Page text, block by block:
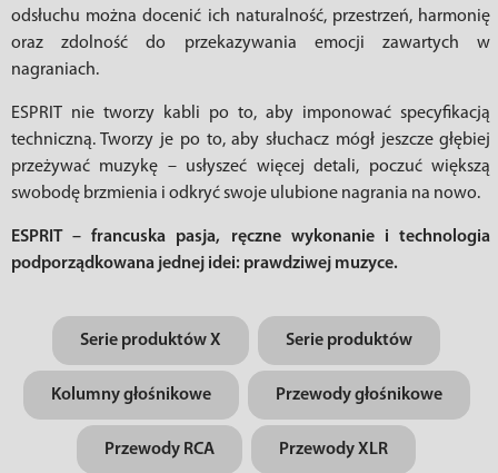
odsłuchu można docenić ich naturalność, przestrzeń, harmonię
oraz zdolność do przekazywania emocji zawartych w
nagraniach.
ESPRIT nie tworzy kabli po to, aby imponować specyfikacją
techniczną. Tworzy je po to, aby słuchacz mógł jeszcze głębiej
przeżywać muzykę – usłyszeć więcej detali, poczuć większą
swobodę brzmienia i odkryć swoje ulubione nagrania na nowo.
ESPRIT – francuska pasja, ręczne wykonanie i technologia
podporządkowana jednej idei: prawdziwej muzyce.
Serie produktów X Serie produktów
Kolumny głośnikowe Przewody głośnikowe
Przewody RCA Przewody XLR